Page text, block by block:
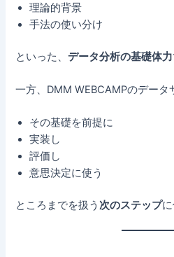
理論的背景
手法の使い分け
といった、データ分析の基礎体力
一方、DMM WEBCAMPのデータ
その基礎を前提に
実装し
評価し
意思決定に使う
ところまでを扱う次のステップ